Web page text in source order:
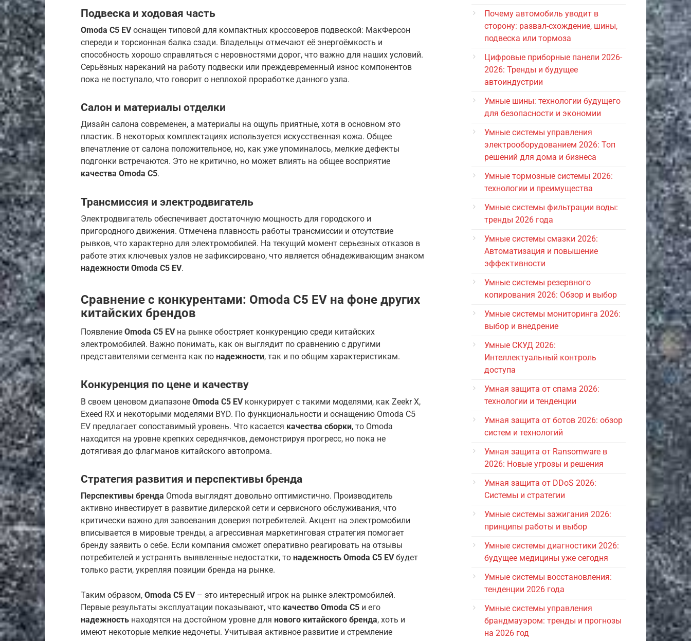
Подвеска и ходовая часть
Omoda C5 EVоснащен типовой для компактных кроссоверов подвеской: МакФерсон
спереди и торсионная балка сзади. Владельцы отмечают её энергоёмкость и
способность хорошо справляться с неровностями дорог, что важно для наших условий.
Серьёзных нареканий на работу подвески или преждевременный износ компонентов
пока не поступало, что говорит о неплохой проработке данного узла.
Салон и материалы отделки
Дизайн салона современен, а материалы на ощупь приятные, хотя в основном это
пластик. В некоторых комплектациях используется искусственная кожа. Общее
впечатление от салона положительное, но, как уже упоминалось, мелкие дефекты
подгонки встречаются. Это не критично, но может влиять на общее восприятие
качества Omoda C5.
Трансмиссия и электродвигатель
Электродвигатель обеспечивает достаточную мощность для городского и
пригородного движения. Отмечена плавность работы трансмиссии и отсутствие
рывков, что характерно для электромобилей. На текущий момент серьезных отказов в
работе этих ключевых узлов не зафиксировано, что является обнадеживающим знаком
надежности Omoda C5 EV.
Сравнение с конкурентами: Omoda C5 EV на фоне других
китайских брендов
Появление Omoda C5 EVна рынке обостряет конкуренцию среди китайских
электромобилей. Важно понимать, как он выглядит по сравнению с другими
представителями сегмента как по надежности, так и по общим характеристикам.
Конкуренция по цене и качеству
В своем ценовом диапазоне Omoda C5 EVконкурирует с такими моделями, как Zeekr X,
Exeed RX и некоторыми моделями BYD. По функциональности и оснащению Omoda C5
EV предлагает сопоставимый уровень. Что касается качества сборки, то Omoda
находится на уровне крепких середнячков, демонстрируя прогресс, но пока не
дотягивая до флагманов китайского автопрома.
Стратегия развития и перспективы бренда
Перспективы бренда Omoda выглядят довольно оптимистично. Производитель
активно инвестирует в развитие дилерской сети и сервисного обслуживания, что
критически важно для завоевания доверия потребителей. Акцент на электромобили
вписывается в мировые тренды, а агрессивная маркетинговая стратегия помогает
бренду заявить о себе. Если компания сможет оперативно реагировать на отзывы
потребителей и устранять выявленные недостатки, то надежность Omoda C5 EVбудет
только расти, укрепляя позиции бренда на рынке.
Таким образом, Omoda C5 EV– это интересный игрок на рынке электромобилей.
Первые результаты эксплуатации показывают, что качество Omoda C5 и его
надежность находятся на достойном уровне для нового китайского бренда, хоть и
имеют некоторые мелкие недочеты. Учитывая активное развитие и стремление
Почему автомобиль уводит в
сторону: развал-схождение, шины,
подвеска или тормоза
Цифровые приборные панели 2026-
2026: Тренды и будущее
автоиндустрии
Умные шины: технологии будущего
для безопасности и экономии
Умные системы управления
электрооборудованием 2026: Топ
решений для дома и бизнеса
Умные тормозные системы 2026:
технологии и преимущества
Умные системы фильтрации воды:
тренды 2026 года
Умные системы смазки 2026:
Автоматизация и повышение
эффективности
Умные системы резервного
копирования 2026: Обзор и выбор
Умные системы мониторинга 2026:
выбор и внедрение
Умные СКУД 2026:
Интеллектуальный контроль
доступа
Умная защита от спама 2026:
технологии и тенденции
Умная защита от ботов 2026: обзор
систем и технологий
Умная защита от Ransomware в
2026: Новые угрозы и решения
Умная защита от DDoS 2026:
Системы и стратегии
Умные системы зажигания 2026:
принципы работы и выбор
Умные системы диагностики 2026:
будущее медицины уже сегодня
Умные системы восстановления:
тенденции 2026 года
Умные системы управления
брандмауэром: тренды и прогнозы
на 2026 год